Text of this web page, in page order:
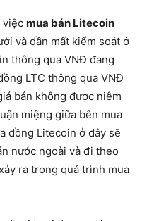
việc mua bán Litecoin
và dần mất kiểm soát ở
thông qua VNĐ đang
LTC thông qua VNĐ
bán không được niêm
miệng giữa bên mua
đồng Litecoin ở đây sẽ
nước ngoài và đi theo
ra trong quá trình mua